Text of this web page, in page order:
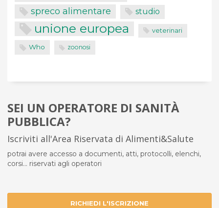
spreco alimentare studio
unione europea veterinari
Who zoonosi
SEI UN OPERATORE DI SANITÀ
PUBBLICA?
Iscriviti all'Area Riservata di Alimenti&Salute
potrai avere accesso a documenti, atti, protocolli, elenchi,
corsi... riservati agli operatori
RICHIEDI L'ISCRIZIONE